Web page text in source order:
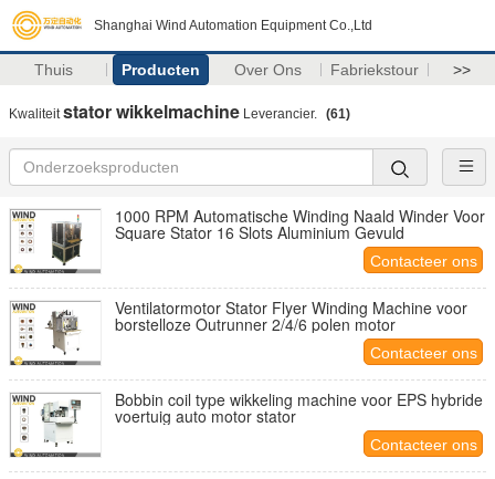
Shanghai Wind Automation Equipment Co.,Ltd
Thuis Producten Over Ons Fabriekstour >>
Kwaliteitstator wikkelmachine Leverancier. (61)
1000 RPM Automatische Winding Naald Winder Voor
Square Stator 16 Slots Aluminium Gevuld
Contacteer ons
Ventilatormotor Stator Flyer Winding Machine voor
borstelloze Outrunner 2/4/6 polen motor
Contacteer ons
Bobbin coil type wikkeling machine voor EPS hybride
voertuig auto motor stator
Contacteer ons